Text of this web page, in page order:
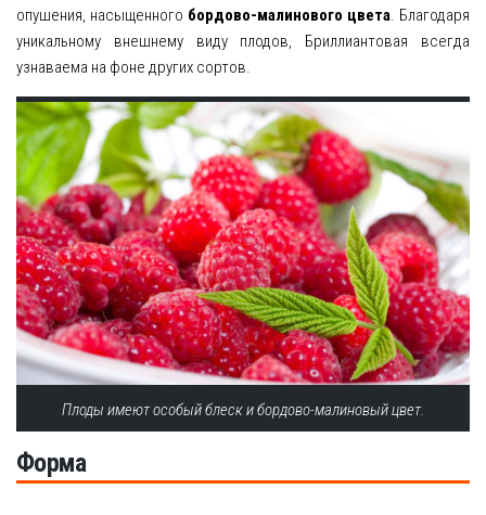
опушения, насыщенного бордово-малинового цвета . Благодаря
уникальному внешнему виду плодов, Бриллиантовая всегда
узнаваема на фоне других сортов.
Плоды имеют особый блеск и бордово-малиновый цвет.
Форма